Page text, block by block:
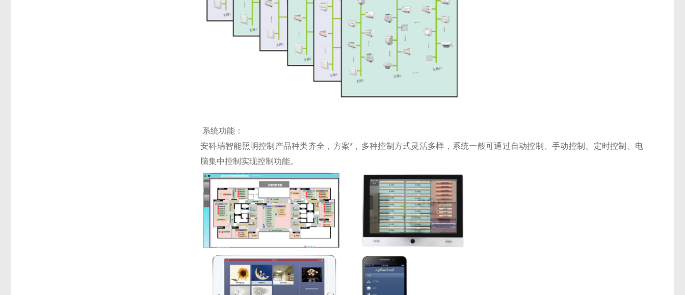
系统功能：
安科瑞智能照明控制产品种类齐全，方案*，多种控制方式灵活多样，系统一般可通过自动控制、手动控制、定时控制、电
脑集中控制实现控制功能。